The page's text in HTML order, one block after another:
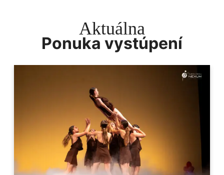
Aktuálna
Ponuka vystúpení